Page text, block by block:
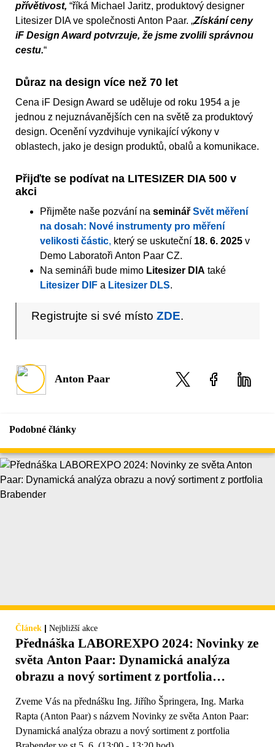
přívětivost, “říká Michael Jaritz, produktový designer
Litesizer DIA ve společnosti Anton Paar. „Získání ceny
iF Design Award potvrzuje, že jsme zvolili správnou
cestu.“
Důraz na design více než 70 let
Cena iF Design Award se uděluje od roku 1954 a je
jednou z nejuznávanějších cen na světě za produktový
design. Ocenění vyzdvihuje vynikající výkony v
oblastech, jako je design produktů, obalů a komunikace.
Přijďte se podívat na LITESIZER DIA 500 v
akci
Přijměte naše pozvání na seminář Svět měření
na dosah: Nové instrumenty pro měření
velikosti částic, který se uskuteční 18. 6. 2025 v
Demo Laboratoři Anton Paar CZ.
Na semináři bude mimo Litesizer DIA také
Litesizer DIF a Litesizer DLS.
Registrujte si své místoZDE.
Anton Paar
Podobné články
Článek | Nejbližší akce
Přednáška LABOREXPO 2024: Novinky ze
světa Anton Paar: Dynamická analýza
obrazu a nový sortiment z portfolia
Zveme Vás na přednášku Ing. Jiřího Špringera, Ing. Marka
Rapta (Anton Paar) s názvem Novinky ze světa Anton Paar:
Dynamická analýza obrazu a nový sortiment z portfolia